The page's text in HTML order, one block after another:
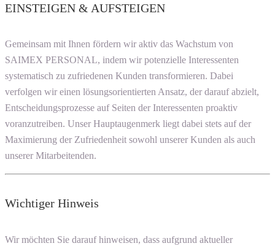
EINSTEIGEN & AUFSTEIGEN
Gemeinsam mit Ihnen fördern wir aktiv das Wachstum von
SAIMEX PERSONAL, indem wir potenzielle Interessenten
systematisch zu zufriedenen Kunden transformieren. Dabei
verfolgen wir einen lösungsorientierten Ansatz, der darauf abzielt,
Entscheidungsprozesse auf Seiten der Interessenten proaktiv
voranzutreiben. Unser Hauptaugenmerk liegt dabei stets auf der
Maximierung der Zufriedenheit sowohl unserer Kunden als auch
unserer Mitarbeitenden.
Wichtiger Hinweis
Wir möchten Sie darauf hinweisen, dass aufgrund aktueller